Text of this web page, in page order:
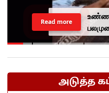
Read more
அடுத்த